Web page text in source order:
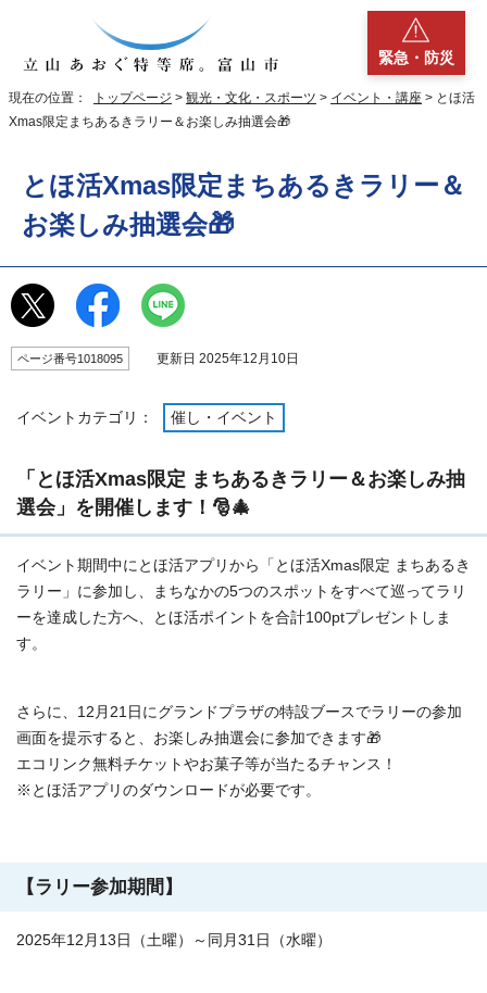
緊急・防災
現在の位置： トップページ > 観光・文化・スポーツ > イベント・講座 > とほ活
Xmas限定まちあるきラリー＆お楽しみ抽選会🎁
とほ活Xmas限定まちあるきラリー＆
お楽しみ抽選会🎁
ページ番号1018095 更新日 2025年12月10日
イベントカテゴリ： 催し・イベント
「とほ活Xmas限定 まちあるきラリー＆お楽しみ抽
選会」を開催します！🎅🎄
イベント期間中にとほ活アプリから「とほ活Xmas限定 まちあるき
ラリー」に参加し、まちなかの5つのスポットをすべて巡ってラリ
ーを達成した方へ、とほ活ポイントを合計100ptプレゼントしま
す。
さらに、12月21日にグランドプラザの特設ブースでラリーの参加
画面を提示すると、お楽しみ抽選会に参加できます🎁
エコリンク無料チケットやお菓子等が当たるチャンス！
※とほ活アプリのダウンロードが必要です。
【ラリー参加期間】
2025年12月13日（土曜）～同月31日（水曜）